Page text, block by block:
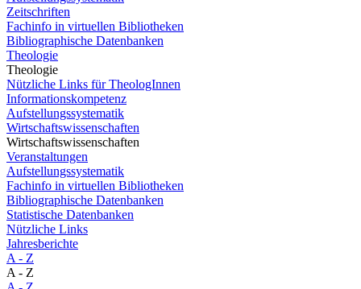
Zeitschriften
Fachinfo in virtuellen Bibliotheken
Bibliographische Datenbanken
Theologie
Theologie
Nützliche Links für TheologInnen
Informationskompetenz
Aufstellungssystematik
Wirtschaftswissenschaften
Wirtschaftswissenschaften
Veranstaltungen
Aufstellungssystematik
Fachinfo in virtuellen Bibliotheken
Bibliographische Datenbanken
Statistische Datenbanken
Nützliche Links
Jahresberichte
A - Z
A - Z